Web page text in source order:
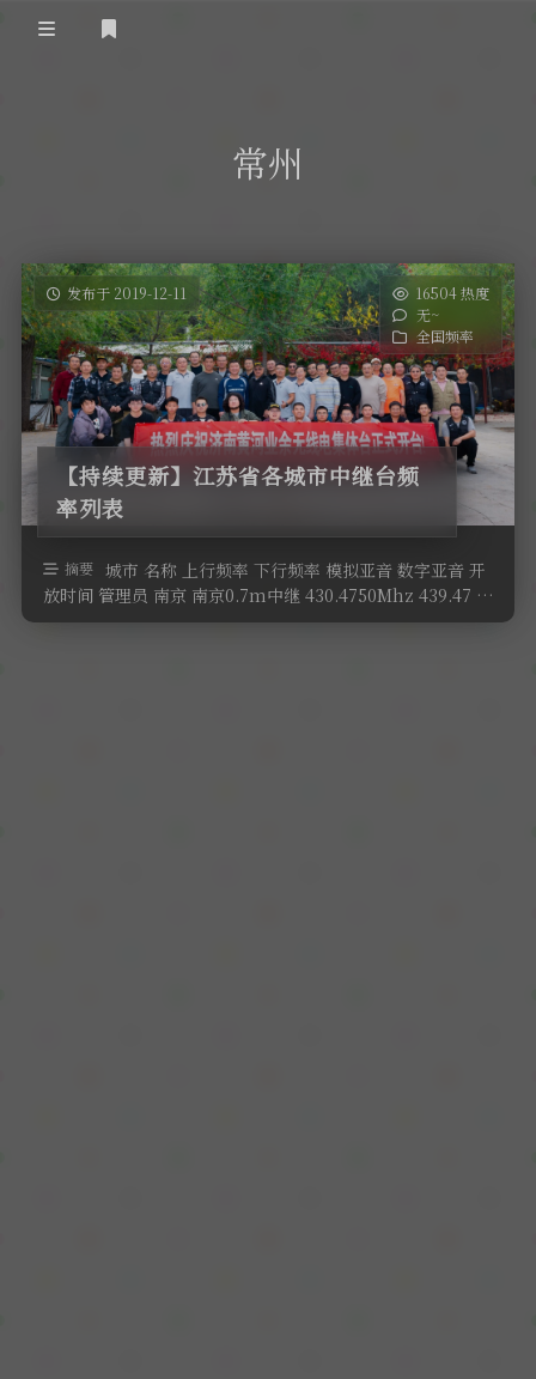
关于黄河
黄河使命
黄河新闻
政策法规
活动竞赛
行业新闻
无线电资料
BA4II
图文教程
视频资料
HAM技巧
软件
器材专区
车载类别
摩托车
编号申请
黄河直播
编号查询
常州
发布于 2019-12-11
16504 热度
无~
全国频率
【持续更新】江苏省各城市中继台频
率列表
摘要 城市 名称 上行频率 下行频率 模拟亚音 数字亚音 开
放时间 管理员 南京 南京0.7m中继 430.4750Mhz 439.47 …